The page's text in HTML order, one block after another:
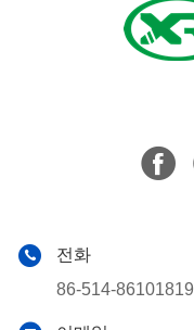
전화
86-514-86101819